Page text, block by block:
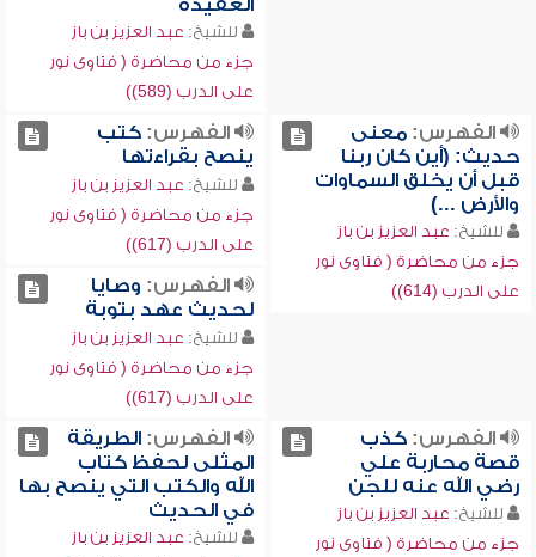
العقيدة
للشيخ: عبد العزيز بن باز
جزء من محاضرة ( فتاوى نور
على الدرب (589))
الفهرس:معنى
حديث: (أين كان ربنا
قبل أن يخلق السماوات
والأرض ...)
للشيخ: عبد العزيز بن باز
جزء من محاضرة ( فتاوى نور
على الدرب (614))
الفهرس:كتب
ينصح بقراءتها
للشيخ: عبد العزيز بن باز
جزء من محاضرة ( فتاوى نور
على الدرب (617))
الفهرس: وصايا
لحديث عهد بتوبة
للشيخ: عبد العزيز بن باز
جزء من محاضرة ( فتاوى نور
على الدرب (617))
الفهرس:كذب
قصة محاربة علي
رضي الله عنه للجن
للشيخ: عبد العزيز بن باز
جزء من محاضرة ( فتاوى نور
الفهرس:الطريقة
المثلى لحفظ كتاب
الله والكتب التي ينصح بها
في الحديث
للشيخ: عبد العزيز بن باز